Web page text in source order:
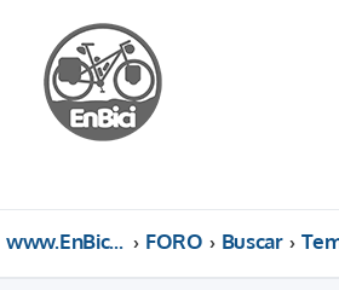
www.EnBici.eu FORO Buscar